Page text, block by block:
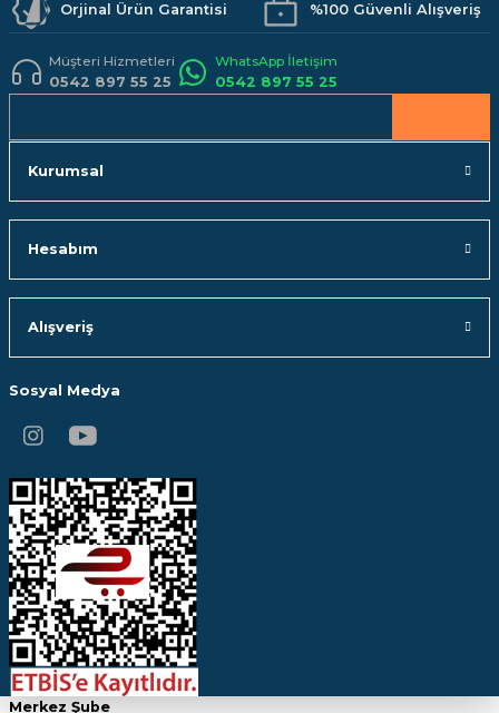
Orjinal Ürün Garantisi %100 Güvenli Alışveriş
Müşteri Hizmetleri
0542 897 55 25
WhatsApp İletişim
0542 897 55 25
Kurumsal
Hesabım
Alışveriş
Sosyal Medya
Merkez Şube